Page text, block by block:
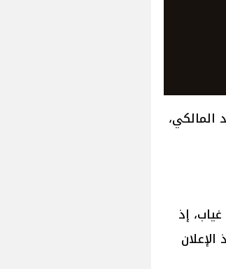
المالكي،
إذ